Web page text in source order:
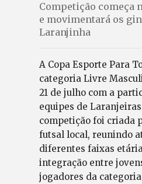
Competição começa
e movimentará os
Laranjinha
A Copa Esporte Para
categoria Livre
21 de julho com a
equipes de Laranjeiras
competição foi criada
futsal local, reunindo
diferentes faixas
integração entre
jogadores da